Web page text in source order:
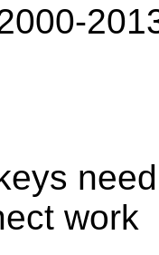
work